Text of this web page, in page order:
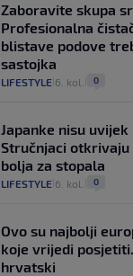
Zaboravite skupa
Profesionalna
blistave podove
sastojka
LIFESTYLE 6. kol. 0
Japanke nisu
Stručnjaci otkrivaju
bolja za stopala
LIFESTYLE 6. kol. 0
Ovo su najbolji
koje vrijedi
hrvatski